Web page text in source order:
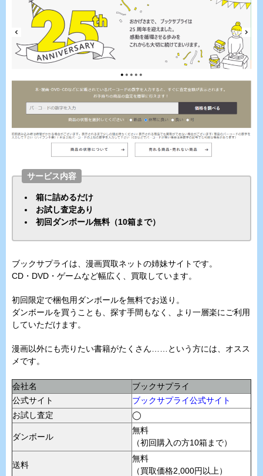
サービス内容
箱に詰めるだけ
お試し査定あり
初回ダンボール無料（10箱まで）
ブックサプライは、漫画買取ネットの姉妹サイトです。
CD・DVD・ゲームなど幅広く、買取しています。
初回限定で梱包用ダンボールを無料でお送り。
ダンボールを買うことも、探す手間もなく、より一層楽にご利用
していただけます。
漫画以外にも売りたい書籍がたくさん……という方には、オスス
メです。
会社名
ブックサプライ
公式サイト
ブックサプライ公式サイト
お試し査定
◯
ダンボール
無料
（初回購入の方10箱まで）
送料
無料
（買取価格2,000円以上）